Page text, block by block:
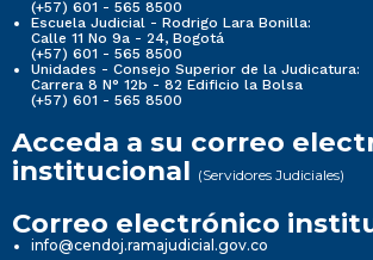
(+57) 601 - 565 8500
Escuela Judicial - Rodrigo Lara Bonilla:
Calle 11 No 9a - 24, Bogotá
(+57) 601 - 565 8500
Unidades - Consejo Superior de la Judicatura:
Carrera 8 N° 12b - 82 Edificio la Bolsa
(+57) 601 - 565 8500
Acceda a su correo
institucional (Servidores Judiciales)
Correo electrónico
info@cendoj.ramajudicial.gov.co